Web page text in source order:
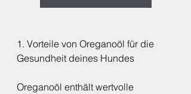
1. Vorteile von Oreganoöl für die
Gesundheit deines Hundes
Oreganoöl enthält wertvolle